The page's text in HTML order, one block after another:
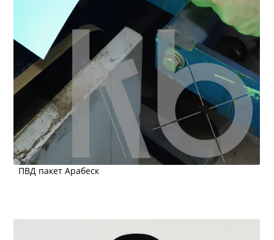
ПВД пакет Арабеск